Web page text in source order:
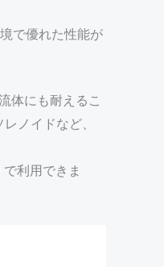
で優れた性能が
体にも耐えるこ
ノイドなど、
利用できま